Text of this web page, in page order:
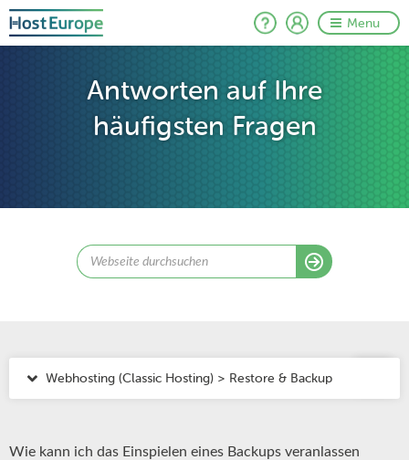
Menu
Antworten auf Ihre
häufigsten Fragen
Webhosting (Classic Hosting) > Restore & Backup
Wie kann ich das Einspielen eines Backups veranlassen